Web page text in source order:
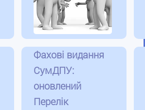
Фахові видання
СумДПУ:
оновлений
Перелік